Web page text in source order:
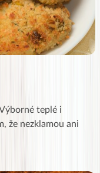
teplé i
že nezklamou ani